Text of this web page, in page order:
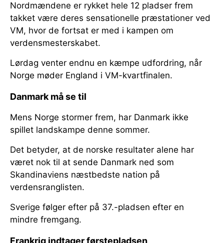
Nordmændene er rykket hele 12 pladser frem
takket være deres sensationelle præstationer ved
VM, hvor de fortsat er med i kampen om
verdensmesterskabet.
Lørdag venter endnu en kæmpe udfordring, når
Norge møder England i VM-kvartfinalen.
Danmark må se til
Mens Norge stormer frem, har Danmark ikke
spillet landskampe denne sommer.
Det betyder, at de norske resultater alene har
været nok til at sende Danmark ned som
Skandinaviens næstbedste nation på
verdensranglisten.
Sverige følger efter på 37.-pladsen efter en
mindre fremgang.
Frankrig indtager førstepladsen